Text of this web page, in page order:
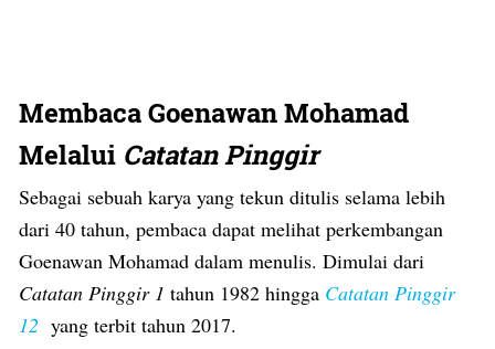
Membaca Goenawan Mohamad
Melalui Catatan Pinggir
Sebagai sebuah karya yang tekun ditulis selama lebih
dari 40 tahun, pembaca dapat melihat perkembangan
Goenawan Mohamad dalam menulis. Dimulai dari
Catatan Pinggir 1 tahun 1982 hingga Catatan Pinggir
12 yang terbit tahun 2017.